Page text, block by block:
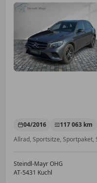
04/2016 117 063 km
Steindl-Mayr OHG
AT-5431 Kuchl